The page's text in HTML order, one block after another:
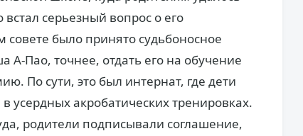
серьезный вопрос о его
было принято судьбоносное
Пао, точнее, отдать его на обучение
По сути, это был интернат, где дети
акробатических тренировках.
родители подписывали соглашение,